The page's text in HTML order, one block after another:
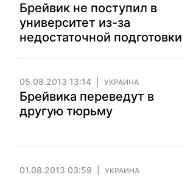
Брейвик не поступил в
университет из-за
недостаточной подготовки
05.08.2013 13:14 УКРАИНА
Брейвика переведут в
другую тюрьму
01.08.2013 03:59 УКРАИНА